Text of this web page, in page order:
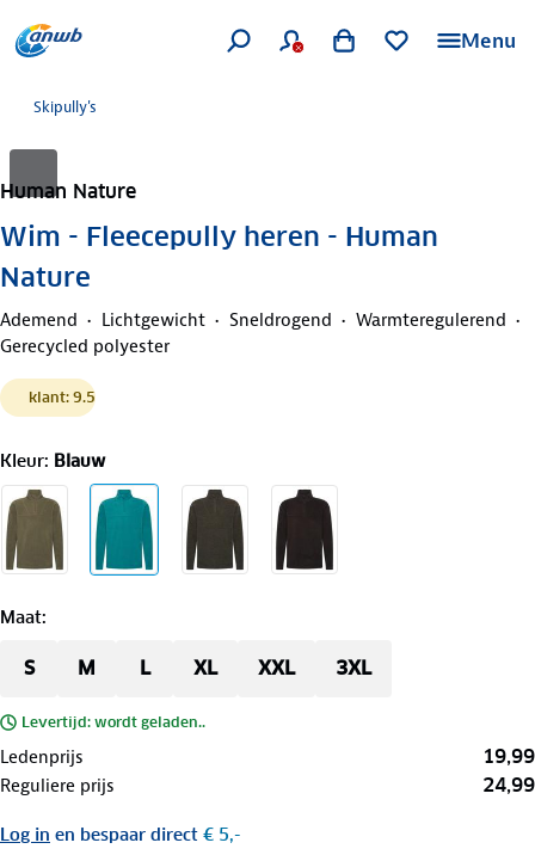
Menu
Skipully's
Human Nature
Wim - Fleecepully heren - Human
Nature
Ademend Lichtgewicht Sneldrogend
Warmteregulerend
Gerecycled polyester
klant: 9.5
Kleur: Blauw
Maat:
S M L XL XXL 3XL
Levertijd: wordt geladen..
Ledenprijs 19,99
Reguliere prijs 24,99
Log in en bespaar direct € 5,-